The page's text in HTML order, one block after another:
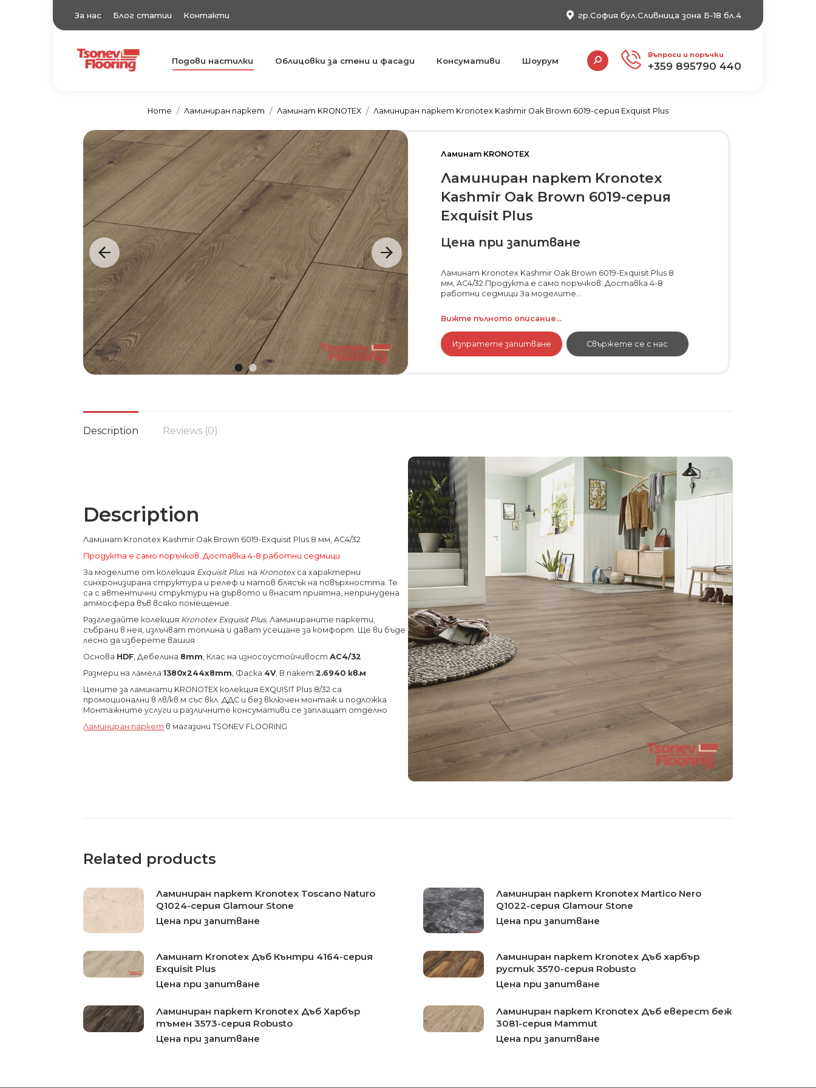
За нас Блог статии Контакти гр.София бул.Сливница зона Б-18 бл.4
TsonevFlooring
Подови настилки Подови настилки Облицовки за стени и фасади Консумативи Шоурум
Search: Въпроси и поръчки
+359 895790 440
You are here:
Home Ламиниран паркет Ламинат KRONOTEX Ламиниран паркет Kronotex Kashmir Oak Brown 6019-серия Exquisit Plus
Ламинат KRONOTEX
Ламиниран паркет Kronotex
Kashmir Oak Brown 6019-серия
Exquisit Plus
Цена при запитване
Ламинат Kronotex Kashmir Oak Brown 6019-Exquisit Plus 8
мм, AC4/32 Продукта е само поръчков. Доставка 4-8
работни седмици За моделите...
Вижте пълното описание...
Изпратете запитване Свържете се с нас
Description Reviews (0)
Description
Ламинат Kronotex Kashmir Oak Brown 6019-Exquisit Plus 8 мм, AC4/32
Продукта е само поръчков. Доставка 4-8 работни седмици
За моделите от колекция Exquisit Plusна Kronotexса характерни
синхронизирана структура и релеф и матов блясък на повърхността. Те
са с автентични структури на дървото и внасят приятна, непринудена
атмосфера във всяко помещение.
Разгледайте колекция Kronotex Exquisit Plus. Ламинираните паркети,
събрани в нея, излъчват топлина и дават усещане за комфорт. Ще ви бъде
лесно да изберете вашия
Основа HDF , Дебелина 8mm , Клас на износоустойчивостАС4/32
Размери на ламела:1380х244х8mm , Фаска:4V, В пакет:2.6940 кв.м
Цените за ламинати KRONOTEX колекция EXQUISIT Plus 8/32 са
промоционални в лв/кв.м със вкл. ДДС и без включен монтаж и подложка
Монтажните услуги и различните консумативи се заплащат отделно
Ламиниран паркет в магазини TSONEV FLOORING
Related products
Ламиниран паркет Kronotex Toscano Naturo
Q1024-серия Glamour Stone
Цена при запитване
Ламиниран паркет Kronotex Martico Nero
Q1022-серия Glamour Stone
Цена при запитване
Ламинат Kronotex Дъб Кънтри 4164-серия
Exquisit Plus
Цена при запитване
Ламиниран паркет Kronotex Дъб харбър
рустик 3570-серия Robusto
Цена при запитване
Ламиниран паркет Kronotex Дъб Харбър
тъмен 3573-серия Robusto
Цена при запитване
Ламиниран паркет Kronotex Дъб еверест беж
3081-серия Mammut
Цена при запитване